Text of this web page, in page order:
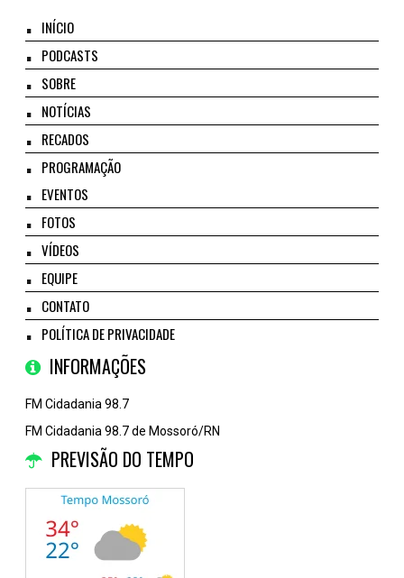
INÍCIO
PODCASTS
SOBRE
NOTÍCIAS
RECADOS
PROGRAMAÇÃO
EVENTOS
FOTOS
VÍDEOS
EQUIPE
CONTATO
POLÍTICA DE PRIVACIDADE
INFORMAÇÕES
FM Cidadania 98.7
FM Cidadania 98.7 de Mossoró/RN
PREVISÃO DO TEMPO